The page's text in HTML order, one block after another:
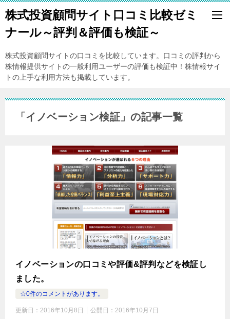
株式投資顧問サイト口コミ比較ゼミ
ナール～評判＆評価も検証～
株式投資顧問サイトの口コミを比較しています。口コミの評判から
株情報提供サイトの一般利用ユーザーの評価も検証中！株情報サイ
トの上手な利用方法も掲載しています。
「イノベーション検証」の記事一覧
イノベーションの口コミや評価&評判などを検証し
ました。
☆0件のコメントがあります。
更新日： 2016年10月8日 公開日： 2016年10月7日